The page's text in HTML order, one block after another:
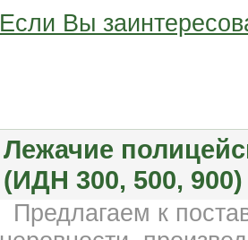
Если Вы
Лежачие
(ИДН 300, 500, 900)
Предлагаем к